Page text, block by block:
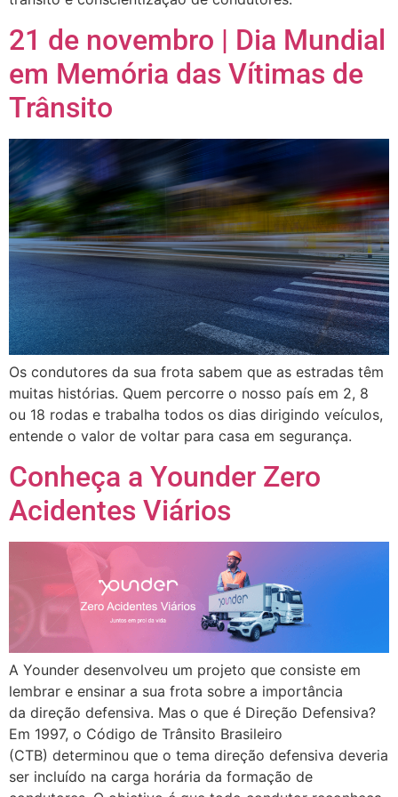
21 de novembro | Dia Mundial
em Memória das Vítimas de
Trânsito
Os condutores da sua frota sabem que as estradas têm
muitas histórias. Quem percorre o nosso país em 2, 8
ou 18 rodas e trabalha todos os dias dirigindo veículos,
entende o valor de voltar para casa em segurança.
Conheça a Younder Zero
Acidentes Viários
A Younder desenvolveu um projeto que consiste em
lembrar e ensinar a sua frota sobre a importância
da direção defensiva. Mas o que é Direção Defensiva?
Em 1997, o Código de Trânsito Brasileiro
(CTB) determinou que o tema direção defensiva deveria
ser incluído na carga horária da formação de